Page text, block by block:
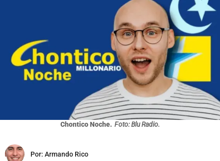
Chontico Noche. Foto: Blu Radio.
Por: Armando Rico